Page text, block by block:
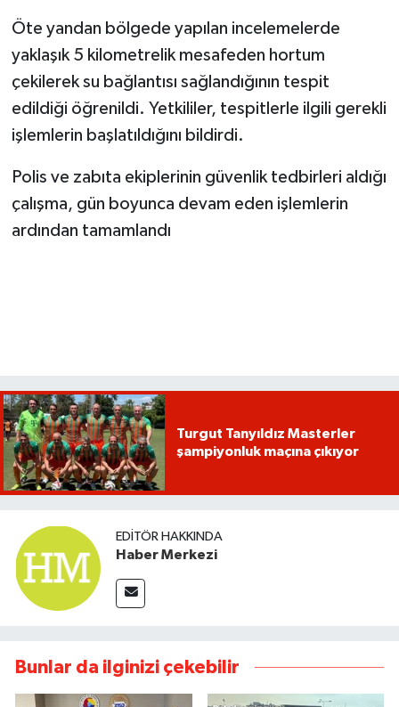
Öte yandan bölgede yapılan incelemelerde
yaklaşık 5 kilometrelik mesafeden hortum
çekilerek su bağlantısı sağlandığının tespit
edildiği öğrenildi. Yetkililer, tespitlerle ilgili gerekli
işlemlerin başlatıldığını bildirdi.
Polis ve zabıta ekiplerinin güvenlik tedbirleri aldığı
çalışma, gün boyunca devam eden işlemlerin
ardından tamamlandı
Turgut Tanyıldız Masterler
şampiyonluk maçına çıkıyor
EDITÖR HAKKINDA
Haber Merkezi
Bunlar da ilginizi çekebilir